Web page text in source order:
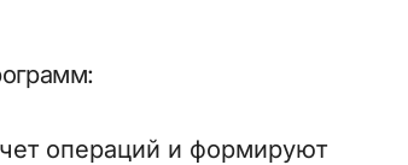
операций и формируют